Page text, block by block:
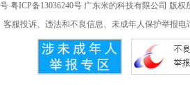
粤ICP备13036240号广东米的科技有限公司 版权
客服投诉、违法和不良信息、未成年人保护举报电